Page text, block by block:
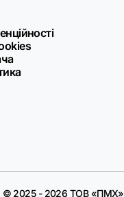
© 2025 - 2026 ТОВ «ПМХ»